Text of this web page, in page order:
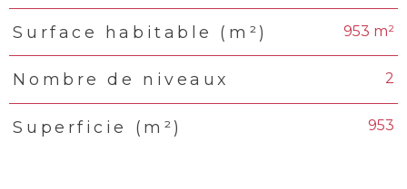
Surface habitable (m²) 953 m²
Nombre de niveaux 2
Superficie (m²) 953